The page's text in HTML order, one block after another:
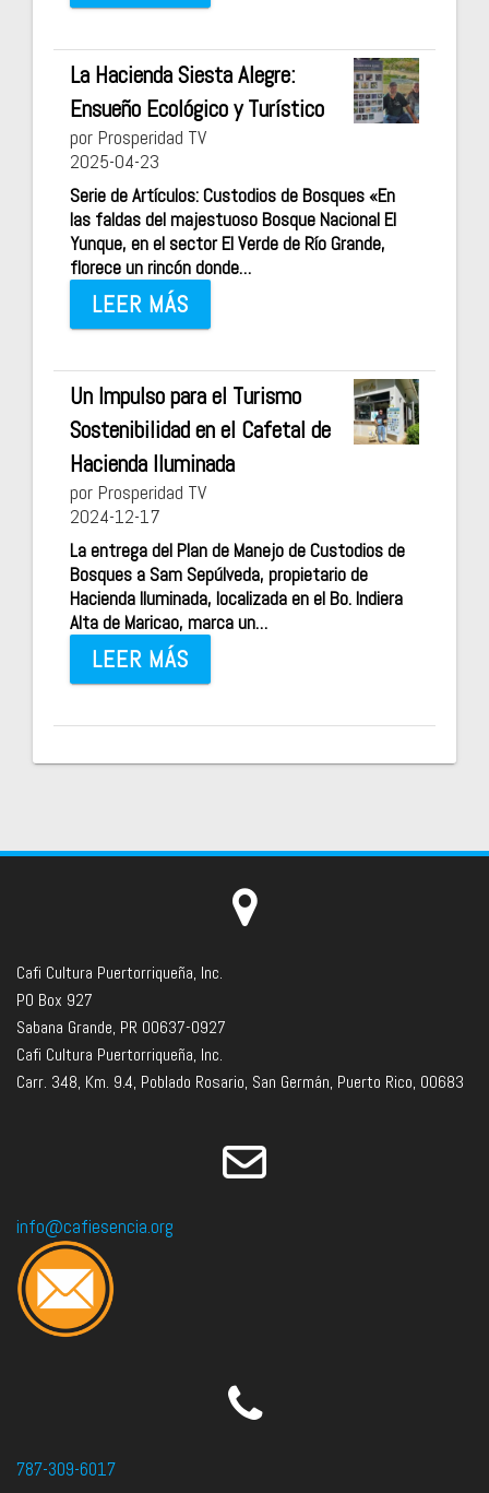
La Hacienda Siesta Alegre:
Ensueño Ecológico y Turístico
por Prosperidad TV
2025-04-23
Serie de Artículos: Custodios de Bosques «En
las faldas del majestuoso Bosque Nacional El
Yunque, en el sector El Verde de Río Grande,
florece un rincón donde…
LEER MÁS
Un Impulso para el Turismo
Sostenibilidad en el Cafetal de
Hacienda Iluminada
por Prosperidad TV
2024-12-17
La entrega del Plan de Manejo de Custodios de
Bosques a Sam Sepúlveda, propietario de
Hacienda Iluminada, localizada en el Bo. Indiera
Alta de Maricao, marca un…
LEER MÁS
Cafi Cultura Puertorriqueña, Inc.
PO Box 927
Sabana Grande, PR 00637-0927
Cafi Cultura Puertorriqueña, Inc.
Carr. 348, Km. 9.4, Poblado Rosario, San Germán, Puerto Rico, 00683
info@cafiesencia.org
787-309-6017